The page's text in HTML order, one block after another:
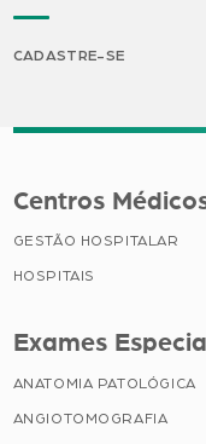
CADASTRE-SE
Centros
GESTÃO HOSPITALAR
HOSPITAIS
Exames
ANATOMIA PATOLÓGICA
ANGIOTOMOGRAFIA